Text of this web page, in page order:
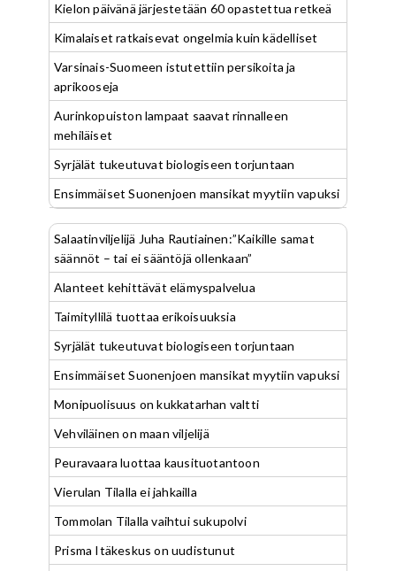
Kielon päivänä järjestetään 60 opastettua retkeä
Kimalaiset ratkaisevat ongelmia kuin kädelliset
Varsinais-Suomeen istutettiin persikoita ja
aprikooseja
Aurinkopuiston lampaat saavat rinnalleen
mehiläiset
Syrjälät tukeutuvat biologiseen torjuntaan
Ensimmäiset Suonenjoen mansikat myytiin vapuksi
Salaatinviljelijä Juha Rautiainen:”Kaikille samat
säännöt – tai ei sääntöjä ollenkaan”
Alanteet kehittävät elämyspalvelua
Taimityllilä tuottaa erikoisuuksia
Syrjälät tukeutuvat biologiseen torjuntaan
Ensimmäiset Suonenjoen mansikat myytiin vapuksi
Monipuolisuus on kukkatarhan valtti
Vehviläinen on maan viljelijä
Peuravaara luottaa kausituotantoon
Vierulan Tilalla ei jahkailla
Tommolan Tilalla vaihtui sukupolvi
Prisma Itäkeskus on uudistunut